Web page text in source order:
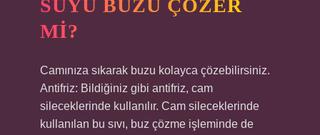
SUYU BUZU ÇÖZER
MI?
Camınıza sıkarak buzu kolayca çözebilirsiniz.
Antifriz: Bildiğiniz gibi antifriz, cam
sileceklerinde kullanılır. Cam sileceklerinde
kullanılan bu sıvı, buz çözme işleminde de